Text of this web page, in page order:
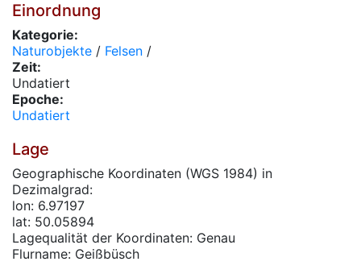
Einordnung
Kategorie:
Naturobjekte / Felsen /
Zeit:
Undatiert
Epoche:
Undatiert
Lage
Geographische Koordinaten (WGS 1984) in
Dezimalgrad:
lon: 6.97197
lat: 50.05894
Lagequalität der Koordinaten: Genau
Flurname: Geißbüsch